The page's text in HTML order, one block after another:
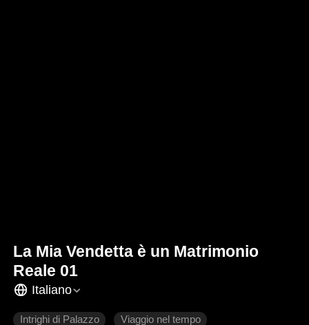
La Mia Vendetta è un Matrimonio
Reale 01
Italiano
Intrighi di Palazzo Viaggio nel tempo